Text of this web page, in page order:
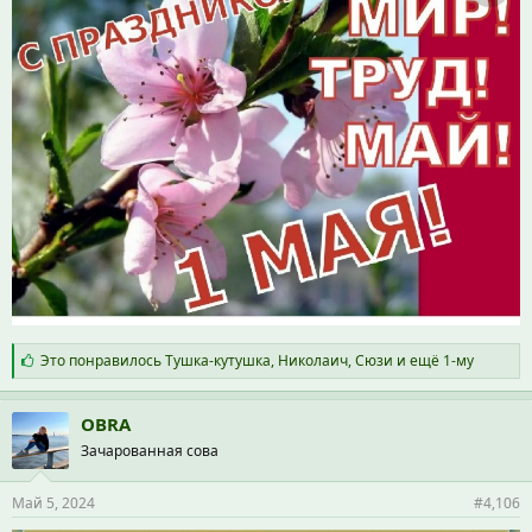
С
и
м
п
а
т
и
и
:
Это понравилосьТушка-кутушка, Николаич,Сюзи и ещё 1-му
OBRA
Зачарованная сова
Май 5, 2024 #4,106